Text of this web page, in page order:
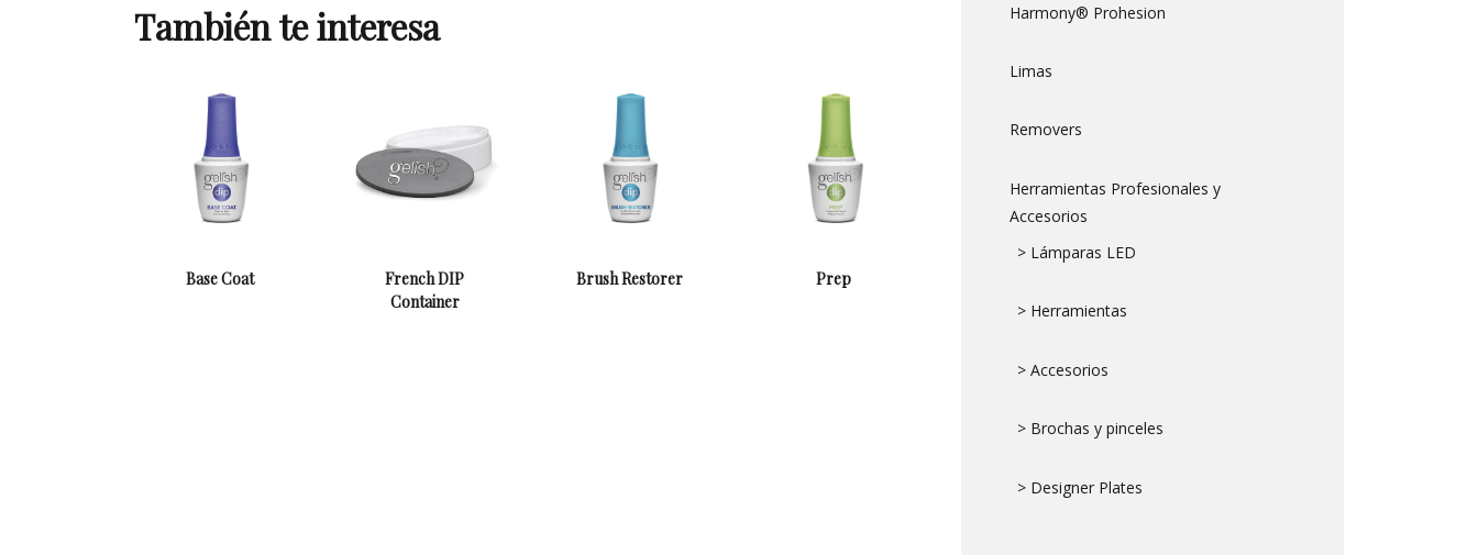
También te interesa
Base Coat
French DIP
Container
Brush Restorer Prep
Harmony® Prohesion
Limas
Removers
Herramientas Profesionales y
Accesorios
> Lámparas LED
> Herramientas
> Accesorios
> Brochas y pinceles
> Designer Plates